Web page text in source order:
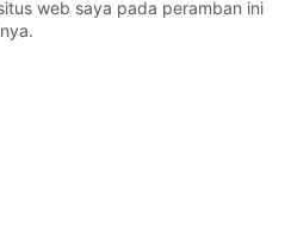
web saya pada peramban ini